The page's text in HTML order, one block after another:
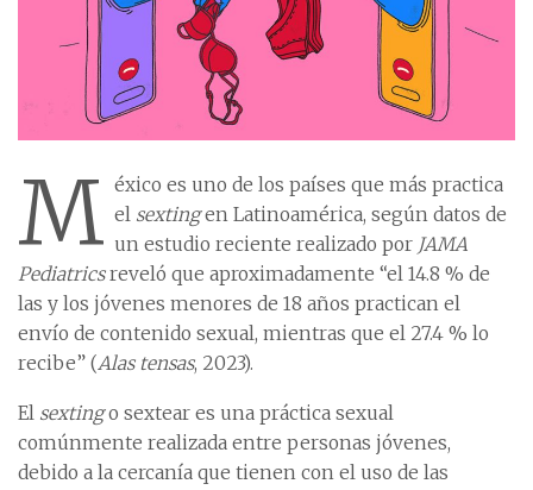
M éxico es uno de los países que más practica
el sextingen Latinoamérica, según datos de
un estudio reciente realizado por JAMA
Pediatricsreveló que aproximadamente “el 14.8 % de
las y los jóvenes menores de 18 años practican el
envío de contenido sexual, mientras que el 27.4 % lo
recibe” (Alas tensas, 2023).
El sextingo sextear es una práctica sexual
comúnmente realizada entre personas jóvenes,
debido a la cercanía que tienen con el uso de las